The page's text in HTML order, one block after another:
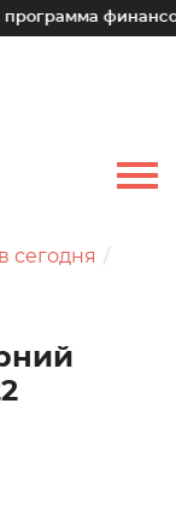
финансовой
сегодня